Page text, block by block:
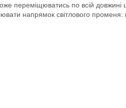
переміщюватись по всій
напрямок світлового